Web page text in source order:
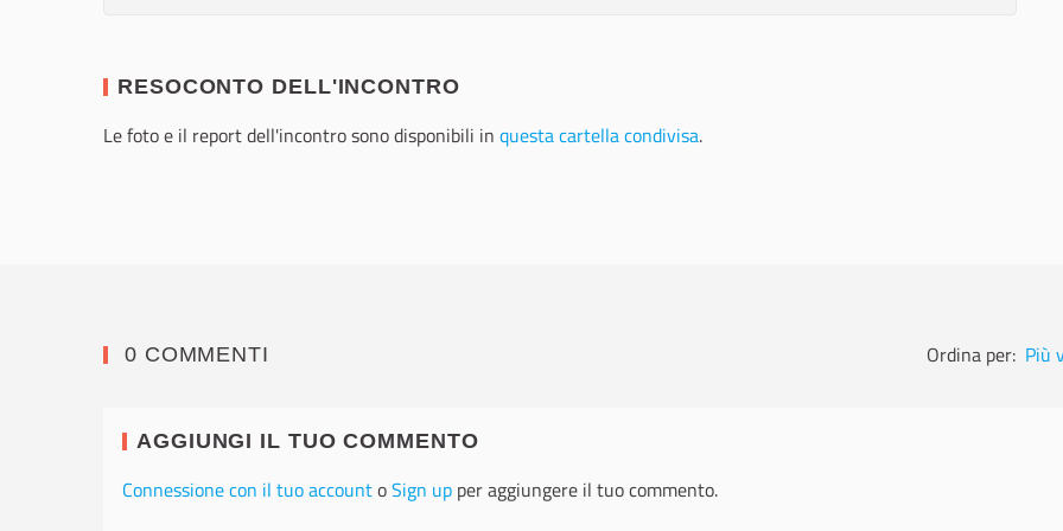
RESOCONTO DELL'INCONTRO
Le foto e il report dell'incontro sono disponibili inquesta cartella condivisa.
0 COMMENTI Ordina per: Più
AGGIUNGI IL TUO COMMENTO
Connessione con il tuo accountoSign up per aggiungere il tuo commento.